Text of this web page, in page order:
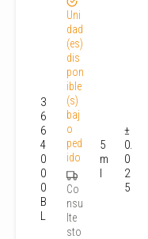
3
6
6
4
0
0
0
B
L
Uni
dad
(es)
dis
pon
ible
(s)
baj
o
ped
ido
Co
nsu
lte
sto
5
m
l
±
0.
0
2
5